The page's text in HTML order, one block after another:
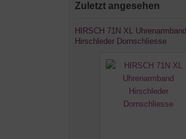
Zuletzt angesehen
HIRSCH 71N XL Uhrenarmband
Hirschleder Dornschliesse